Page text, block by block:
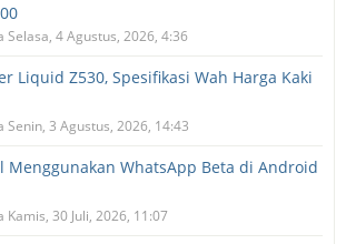
Selasa, 4 Agustus, 2026, 4:36
Liquid Z530, Spesifikasi Wah Harga Kaki
Senin, 3 Agustus, 2026, 14:43
Menggunakan WhatsApp Beta di Android
Kamis, 30 Juli, 2026, 11:07